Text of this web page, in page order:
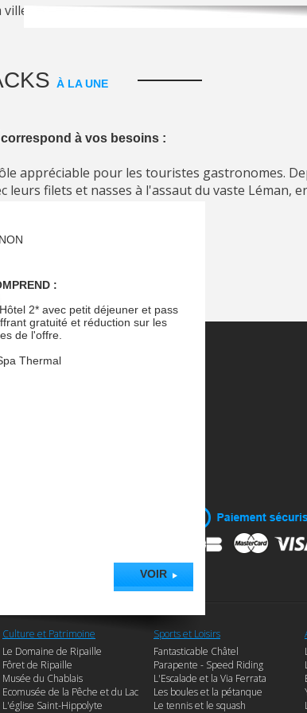
de Thonon les Bains.
appréciable pour les touristes gastronomes.
filets et nasses à l'assaut du vaste Léman,
à 12h15 et 13h45 à 17h30
Culture et Patrimoine
Le Domaine de Ripaille
Fôret de Ripaille
Musée du Chablais
Ecomusée de la Pêche et du Lac
L'église Saint-Hippolyte
Sports et Loisirs
Fantasticable Châtel
Parapente - Speed Riding
L'Escalade et la Via Ferrata
Les boules et la pétanque
Le tennis et le squash
À LA UNE
à vos besoins :
:
2* avec petit déjeuner et pass
gratuité et réduction sur les
de l'offre.
Thermal
VOIR